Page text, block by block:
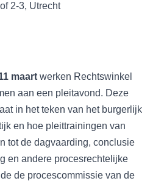
2-3, Utrecht
maart werken Rechtswinkel
aan een pleitavond. Deze
in het teken van het burgerlijk
en hoe pleittrainingen van
tot de dagvaarding, conclusie
en andere procesrechtelijke
de procescommissie van de